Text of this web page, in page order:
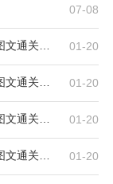
07-08
召唤与合成解谜第65关怎么过 第65关图文通关攻略 01-20
召唤与合成解谜第66关怎么过 第66关图文通关攻略 01-20
召唤与合成解谜第67关怎么过 第67关图文通关攻略 01-20
召唤与合成解谜第68关怎么过 第68关图文通关攻略 01-20